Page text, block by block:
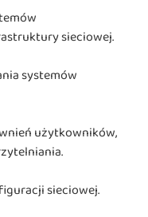
sieciowej.
systemów
użytkowników,
sieciowej.